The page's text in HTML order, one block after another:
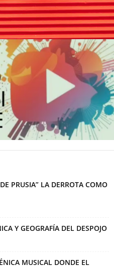
PRUSIA” LA DERROTA COMO
Y GEOGRAFÍA DEL DESPOJO
MUSICAL DONDE EL